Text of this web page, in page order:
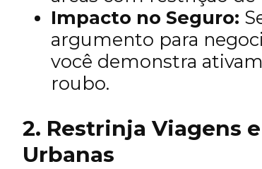
Impacto no Seguro:
argumento para
você demonstra
roubo.
2. Restrinja Viagens
Urbanas